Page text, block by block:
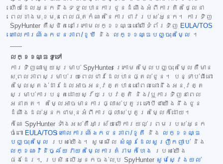
ហើយដែលអ្នកនឹងទទួលបានការជូនដំណឹងអំពីការគិតថ្លៃនា
ពេលខាងមុខមុនពេលផុតកំណត់នៃការជាវរបស់អ្នក។ ការទិញ
SpyHunter គឺស្ថិតនៅក្រោមលក្ខខណ្ឌនៅលើទំព័រទិញ EULA/TOS
គោលការណ៍ឯកជនភាព/ខូឃី
និង លក្ខខណ្ឌបញ្ចុះតម្លៃ ។
------
លក្ខខណ្ឌទូទៅ
ការទិញណាមួយសម្រាប់ SpyHunter ក្រោមតម្លៃបញ្ចុះតម្លៃគឺមាន
សុពលភាពសម្រាប់រយៈពេលជាវដែលបានផ្តល់ជូន។ បន្ទាប់ពីនោះ
តម្លៃស្តង់ដារដែលអាចអនុវត្តបាននៅពេលនោះនឹងអនុវត្ត
សម្រាប់ការបន្តដោយស្វ័យប្រវត្តិ និង/ឬការទិញនាពេល
អនាគត។ តម្លៃអាចមានការផ្លាស់ប្តូរ ទោះបីជាយើងនឹងជូន
ដំណឹងដល់អ្នកជាមុនអំពីការផ្លាស់ប្តូរតម្លៃក៏ដោយ។
កំណែ SpyHunter ទាំងអស់គឺអាស្រ័យលើការយល់ព្រមរបស់អ្នក
ចំពោះ EULA/TOS គោលការណ៍ឯកជនភាព/ខូគី និង
លក្ខខណ្ឌ
បញ្ចុះតម្លៃ
របស់យើង។ សូមមើល សំណួរដែលសួរញឹកញាប់ និង
លក្ខណៈវិនិច្ឆ័យវាយតម្លៃការគំរាមកំហែង
របស់យើង
ផងដែរ។ ប្រសិនបើអ្នកចង់លុប SpyHunter សូមស្វែងយល់